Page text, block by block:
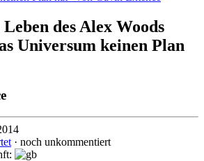
des Alex Woods
Universum keinen Plan
· noch unkommentiert